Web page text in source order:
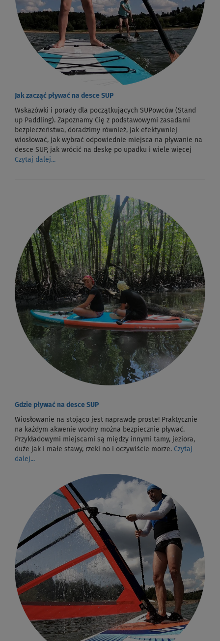
Jak zacząć pływać na desce SUP
Wskazówki i porady dla początkujących SUPowców (Stand
up Paddling). Zapoznamy Cię z podstawowymi zasadami
bezpieczeństwa, doradzimy również, jak efektywniej
wiosłować, jak wybrać odpowiednie miejsca na pływanie na
desce SUP, jak wrócić na deskę po upadku i wiele więcej
Czytaj dalej...
Gdzie pływać na desce SUP
Wiosłowanie na stojąco jest naprawdę proste! Praktycznie
na każdym akwenie wodny można bezpiecznie pływać.
Przykładowymi miejscami są między innymi tamy, jeziora,
duże jak i małe stawy, rzeki no i oczywiście morze. Czytaj
dalej...